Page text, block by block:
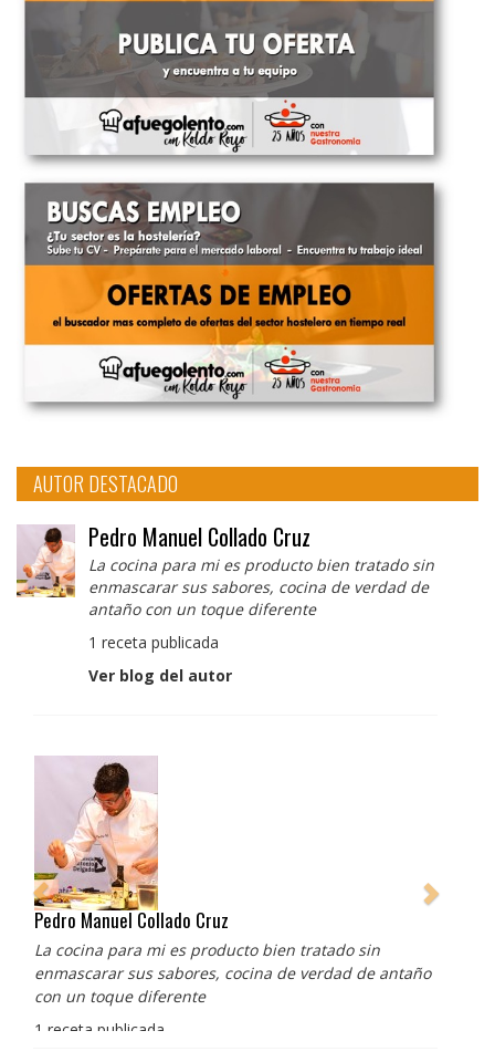
AUTOR DESTACADO
Pedro Manuel Collado Cruz
La cocina para mi es producto bien tratado sin
enmascarar sus sabores, cocina de verdad de
antaño con un toque diferente
1 receta publicada
Ver blog del autor
Pedro Manuel Collado Cruz
La cocina para mi es producto bien tratado sin
enmascarar sus sabores, cocina de verdad de antaño
con un toque diferente
1 receta publicada